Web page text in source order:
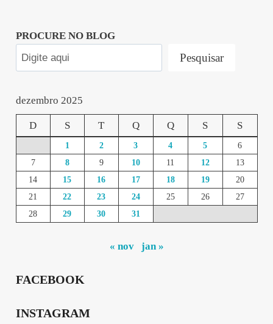
PROCURE NO BLOG
Pesquisar
dezembro 2025
D S T Q Q S S
1 2 3 4 5
6
7
8 9 10 11 12
13
14
15 16 17 18 19
20
21
22 23 24 25 26
27
28
29 30 31
« nov jan »
FACEBOOK
INSTAGRAM